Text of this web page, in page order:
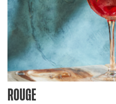
ROUGE